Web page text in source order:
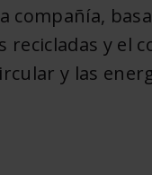
compañía,
recicladas y el
y las